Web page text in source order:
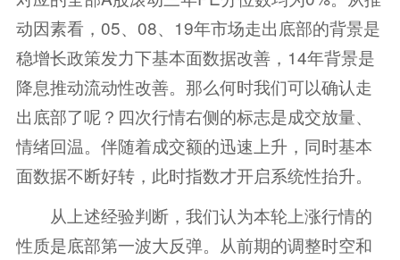
动因素看，05、08、19年市场走出底部的背景是
稳增长政策发力下基本面数据改善，14年背景是
降息推动流动性改善。那么何时我们可以确认走
出底部了呢？四次行情右侧的标志是成交放量、
情绪回温。伴随着成交额的迅速上升，同时基本
面数据不断好转，此时指数才开启系统性抬升。
从上述经验判断，我们认为本轮上涨行情的
性质是底部第一波大反弹。从前期的调整时空和